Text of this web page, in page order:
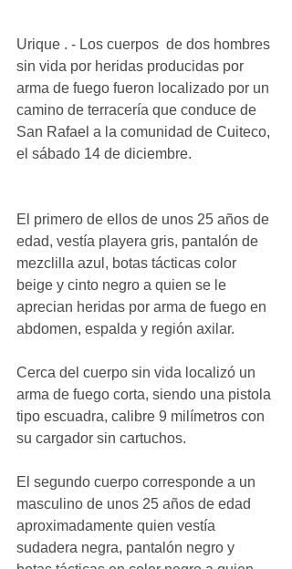
Urique . - Los cuerpos  de dos hombres
sin vida por heridas producidas por
arma de fuego fueron localizado por un
camino de terracería que conduce de
San Rafael a la comunidad de Cuiteco,
el sábado 14 de diciembre.
El primero de ellos de unos 25 años de
edad, vestía playera gris, pantalón de
mezclilla azul, botas tácticas color
beige y cinto negro a quien se le
aprecian heridas por arma de fuego en
abdomen, espalda y región axilar.
Cerca del cuerpo sin vida localizó un
arma de fuego corta, siendo una pistola
tipo escuadra, calibre 9 milímetros con
su cargador sin cartuchos.
El segundo cuerpo corresponde a un
masculino de unos 25 años de edad
aproximadamente quien vestía
sudadera negra, pantalón negro y